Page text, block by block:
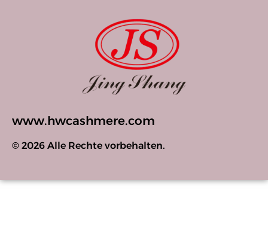
www.hwcashmere.com
© 2026 Alle Rechte vorbehalten.